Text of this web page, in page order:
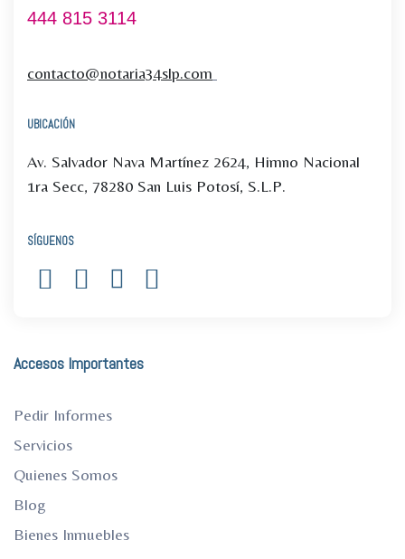
444 815 3114
contacto@notaria34slp.com
UBICACIÓN
Av. Salvador Nava Martínez 2624, Himno Nacional
1ra Secc, 78280 San Luis Potosí, S.L.P.
SÍGUENOS
Accesos Importantes
Pedir Informes
Servicios
Quienes Somos
Blog
Bienes Inmuebles